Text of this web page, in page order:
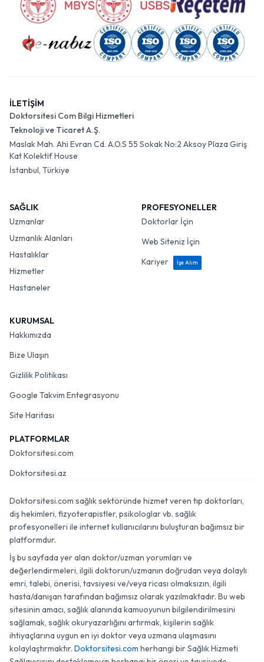
İLETİŞİM
Doktorsitesi Com Bilgi Hizmetleri
Teknoloji ve Ticaret A.Ş.
Maslak Mah. Ahi Evran Cd. A.O.S 55 Sokak No:2 Aksoy Plaza Giriş
Kat Kolektif House
İstanbul, Türkiye
SAĞLIK
Uzmanlar
Uzmanlık Alanları
Hastalıklar
Hizmetler
Hastaneler
PROFESYONELLER
Doktorlar İçin
Web Siteniz İçin
Kariyer
İşe Alım
KURUMSAL
Hakkımızda
Bize Ulaşın
Gizlilik Politikası
Google Takvim Entegrasyonu
Site Haritası
PLATFORMLAR
Doktorsitesi.com
Doktorsitesi.az
Doktorsitesi.com sağlık sektöründe hizmet veren tıp doktorları,
diş hekimleri, fizyoterapistler, psikologlar vb. sağlık
profesyonelleri ile internet kullanıcılarını buluşturan bağımsız bir
platformdur.
İş bu sayfada yer alan doktor/uzman yorumları ve
değerlendirmeleri, ilgili doktorun/uzmanın doğrudan veya dolaylı
emri, talebi, önerisi, tavsiyesi ve/veya ricası olmaksızın, ilgili
hasta/danışan tarafından bağımsız olarak yazılmaktadır. Bu web
sitesinin amacı, sağlık alanında kamuoyunun bilgilendirilmesini
sağlamak, sağlık okuryazarlığını artırmak, kişilerin sağlık
ihtiyaçlarına uygun en iyi doktor veya uzmana ulaşmasını
kolaylaştırmaktır. Doktorsitesi.com herhangi bir Sağlık Hizmeti